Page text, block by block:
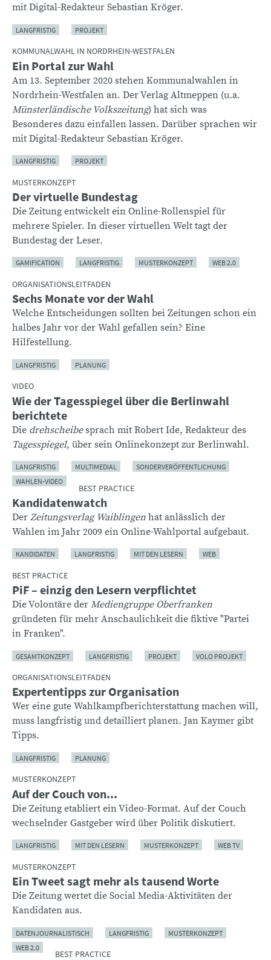
mit Digital-Redakteur Sebastian Kröger.
LANGFRISTIG PROJEKT
KOMMUNALWAHL IN NORDRHEIN-WESTFALEN
Ein Portal zur Wahl
Am 13. September 2020 stehen Kommunalwahlen in
Nordrhein-Westfalen an. Der Verlag Altmeppen (u.a.
Münsterländische Volkszeitung) hat sich was
Besonderes dazu einfallen lassen. Darüber sprachen wir
mit Digital-Redakteur Sebastian Kröger.
LANGFRISTIG PROJEKT
MUSTERKONZEPT
Der virtuelle Bundestag
Die Zeitung entwickelt ein Online-Rollenspiel für
mehrere Spieler. In dieser virtuellen Welt tagt der
Bundestag der Leser.
GAMIFICATION LANGFRISTIG MUSTERKONZEPT WEB 2.0
ORGANISATIONSLEITFADEN
Sechs Monate vor der Wahl
Welche Entscheidungen sollten bei Zeitungen schon ein
halbes Jahr vor der Wahl gefallen sein? Eine
Hilfestellung.
LANGFRISTIG PLANUNG
VIDEO
Wie der Tagesspiegel über die Berlinwahl
berichtete
Die drehscheibesprach mit Robert Ide, Redakteur des
Tagesspiegel, über sein Onlinekonzept zur Berlinwahl.
LANGFRISTIG MULTIMEDIAL
SONDERVERÖFFENTLICHUNG
WAHLEN-VIDEO
BEST PRACTICE
Kandidatenwatch
Der Zeitungsverlag Waiblingen hat anlässlich der
Wahlen im Jahr 2009 ein Online-Wahlportal aufgebaut.
KANDIDATEN LANGFRISTIG MIT DEN LESERN WEB
BEST PRACTICE
PiF – einzig den Lesern verpflichtet
Die Volontäre der Mediengruppe Oberfranken
gründeten für mehr Anschaulichkeit die fiktive "Partei
in Franken".
GESAMTKONZEPT LANGFRISTIG PROJEKT VOLO PROJEKT
ORGANISATIONSLEITFADEN
Expertentipps zur Organisation
Wer eine gute Wahlkampfberichterstattung machen will,
muss langfristig und detailliert planen. Jan Kaymer gibt
Tipps.
LANGFRISTIG PLANUNG
MUSTERKONZEPT
Auf der Couch von...
Die Zeitung etabliert ein Video-Format. Auf der Couch
wechselnder Gastgeber wird über Politik diskutiert.
LANGFRISTIG MIT DEN LESERN MUSTERKONZEPT WEB TV
MUSTERKONZEPT
Ein Tweet sagt mehr als tausend Worte
Die Zeitung wertet die Social Media-Aktivitäten der
Kandidaten aus.
DATENJOURNALISTISCH LANGFRISTIG
MUSTERKONZEPT
WEB 2.0
BEST PRACTICE